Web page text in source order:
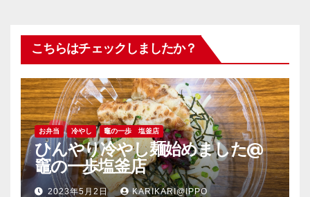
こちらはチェックしましたか？
お弁当 冷やし 竈の一歩 塩釜店
ひんやり冷やし麺始めました@
竈の一歩塩釜店
2023年5月2日 KARIKARI@IPPO